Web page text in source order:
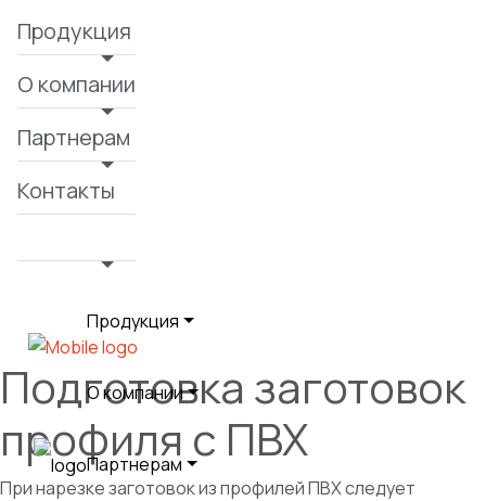
Продукция
О компании
Партнерам
Контакты
Продукция
О компании
Партнерам
Подготовка заготовок
профиля с ПВХ
При нарезке заготовок из профилей ПВХ следует